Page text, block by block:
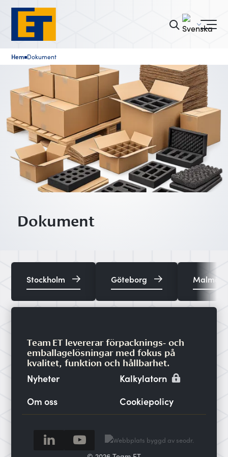
Hem■Dokument
Dokument
Stockholm Göteborg Malmö
Team ET levererar förpacknings‑ och
emballagelösningar med fokus på
kvalitet, funktion och hållbarhet.
Nyheter
Om oss
Kalkylatorn
Cookiepolicy